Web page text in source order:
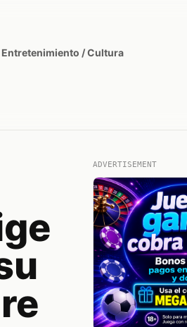
Entretenimiento / Cultura
ADVERTISEMENT